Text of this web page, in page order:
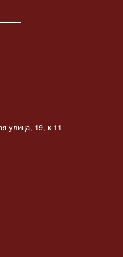
улица, 19, к 11